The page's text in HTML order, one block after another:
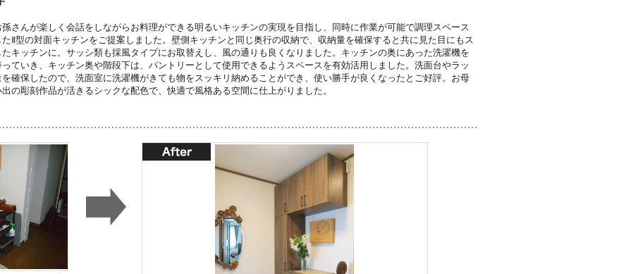
孫さんが楽しく会話をしながらお料理ができる明るいキッチンの実現を目指し、同時に作業が可能で調理スペース
たⅡ型の対面キッチンをご提案しました。壁側キッチンと同じ奥行の収納で、収納量を確保すると共に見た目にもス
たキッチンに。サッシ類も採風タイプにお取替えし、風の通りも良くなりました。キッチンの奥にあった洗濯機を
ていき、キッチン奥や階段下は、パントリーとして使用できるようスペースを有効活用しました。洗面台やラッ
を確保したので、洗面室に洗濯機がきても物をスッキリ納めることができ、使い勝手が良くなったとご好評。お母
の彫刻作品が活きるシックな配色で、快適で風格ある空間に仕上がりました。